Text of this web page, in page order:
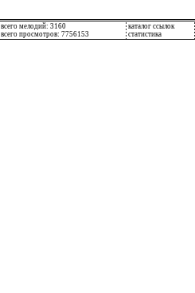
всего мелодий: 3160
всего просмотров: 7756153
каталог ссылок
статистика